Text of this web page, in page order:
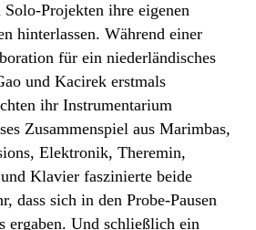
Projekten ihre eigenen
hinterlassen. Während einer
für ein niederländisches
und Kacirek erstmals
ihr Instrumentarium
Zusammenspiel aus Marimbas,
Elektronik, Theremin,
Klavier faszinierte beide
dass sich in den Probe-Pausen
ergaben. Und schließlich ein